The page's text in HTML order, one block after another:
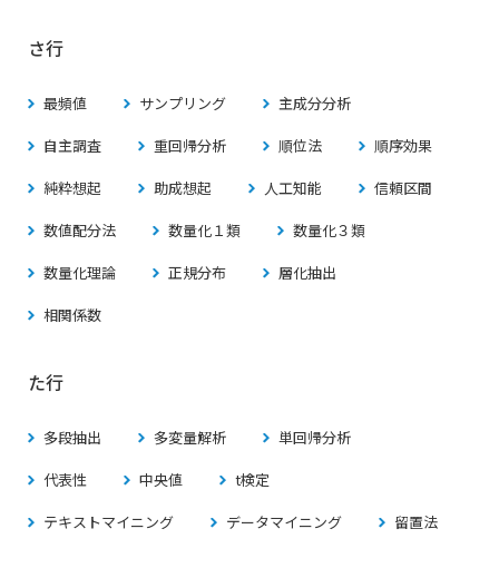
さ行
最頻値 サンプリング
主成分分析
自主調査
重回帰分析 順位法
順序効果
純粋想起
助成想起 人工知能
信頼区間
数値配分法
数量化１類
数量化３類
数量化理論
正規分布
層化抽出
相関係数
た行
多段抽出 多変量解析
単回帰分析
代表性
中央値
t検定
テキストマイニング
データマイニング 留置法